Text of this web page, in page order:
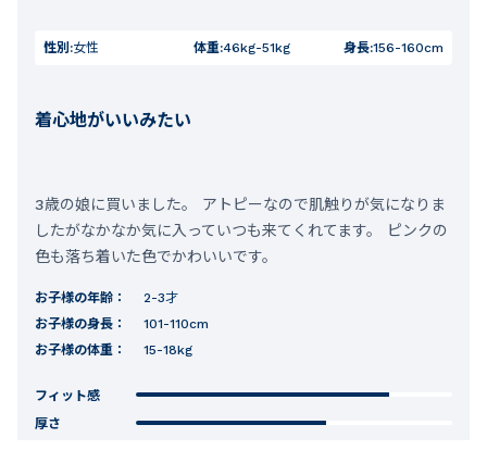
性別:女性 体重:46kg-51kg 身長:156-160cm
着心地がいいみたい
3歳の娘に買いました。 アトピーなので肌触りが気になりま
したがなかなか気に入っていつも来てくれてます。 ピンクの
色も落ち着いた色でかわいいです。
お子様の年齢：
2-3才
お子様の身長：
101-110cm
お子様の体重：
15-18kg
フィット感
厚さ